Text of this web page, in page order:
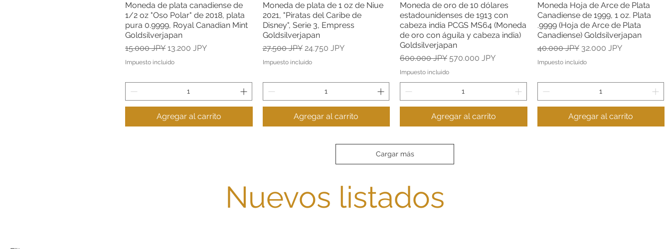
Vista rápida
Moneda de plata canadiense de
1/2 oz "Oso Polar" de 2018, plata
pura 0.9999, Royal Canadian Mint
Goldsilverjapan
Precio
15.000 JPY Precio de oferta
13.200 JPY
Impuesto incluido
Agregar al carrito
Vista rápida
Moneda de plata de 1 oz de Niue
2021, "Piratas del Caribe de
Disney", Serie 3, Empress
Goldsilverjapan
Precio
27.500 JPY Precio de oferta
24.750 JPY
Impuesto incluido
Agregar al carrito
Vista rápida
Moneda de oro de 10 dólares
estadounidenses de 1913 con
cabeza india PCGS MS64 (Moneda
de oro con águila y cabeza india)
Goldsilverjapan
Precio
600.000 JPY Precio de oferta
570.000 JPY
Impuesto incluido
Agregar al carrito
Vista rápida
Moneda Hoja de Arce de Plata
Canadiense de 1999, 1 oz. Plata
.9999 (Hoja de Arce de Plata
Canadiense) Goldsilverjapan
Precio
40.000 JPY Precio de oferta
32.000 JPY
Impuesto incluido
Agregar al carrito
Cargar más
Nuevos listados